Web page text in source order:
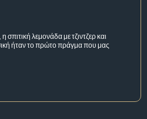
σπιτική λεμονάδα με τζιντζερ και
ήταν το πρώτο πράγμα που μας